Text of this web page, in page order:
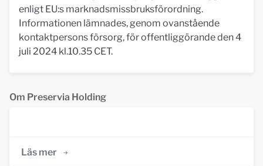
enligt EU:s marknadsmissbruksförordning.
Informationen lämnades, genom ovanstående
kontaktpersons försorg, för offentliggörande den 4
juli 2024 kl.10.35 CET.
Om Preservia Holding
Läs mer